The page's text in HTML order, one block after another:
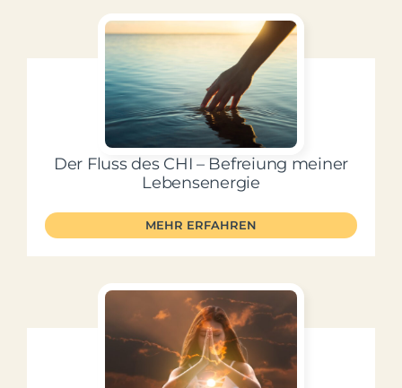
Der Fluss des CHI – Befreiung meiner
Lebensenergie
MEHR ERFAHREN